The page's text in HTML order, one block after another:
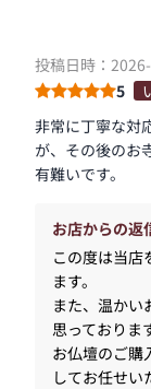
投稿日時：
5
非常に丁寧な対
が、その後のお
有難いです。
お店からの返
この度は当店
ます。
また、温かい
思っておりま
お仏壇のご購
してお任せい